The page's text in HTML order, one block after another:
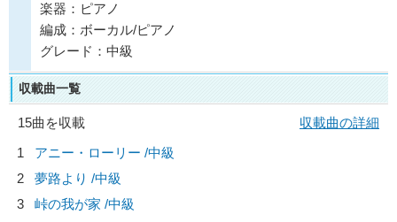
楽器：ピアノ
編成：ボーカル/ピアノ
グレード：中級
収載曲一覧
15曲を収載
収載曲の詳細
1
アニー・ローリー /中級
2
夢路より /中級
3
峠の我が家 /中級